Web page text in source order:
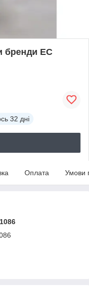
бренди ЕС
32 дні
Оплата Умови